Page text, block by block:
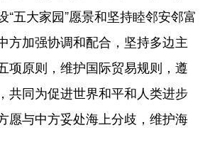
“五大家园”愿景和坚持睦邻安邻富
方加强协调和配合，坚持多边主
项原则，维护国际贸易规则，遵
共同为促进世界和平和人类进步
愿与中方妥处海上分歧，维护海